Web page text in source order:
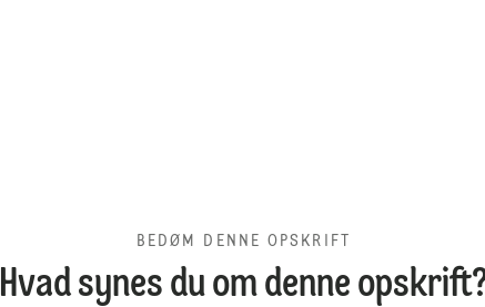
BEDØM DENNE OPSKRIFT
Hvad synes du om denne